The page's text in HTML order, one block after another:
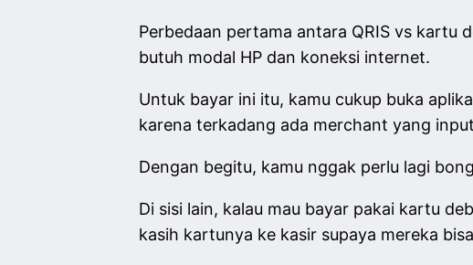
Perbedaan pertama antara QRIS vs kartu
butuh modal HP dan koneksi internet.
Untuk bayar ini itu, kamu cukup buka
karena terkadang ada merchant yang
Dengan begitu, kamu nggak perlu lagi
Di sisi lain, kalau mau bayar pakai kartu
kasih kartunya ke kasir supaya mereka